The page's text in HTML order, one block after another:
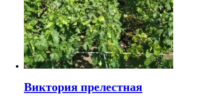
Виктория прелестная